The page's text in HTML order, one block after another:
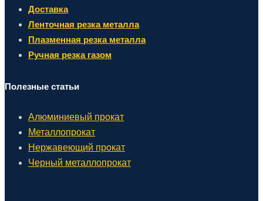
Доставка
Ленточная резка металла
Плазменная резка металла
Ручная резка газом
Полезные статьи
Алюминиевый прокат
Металлопрокат
Нержавеющий прокат
Черный металлопрокат